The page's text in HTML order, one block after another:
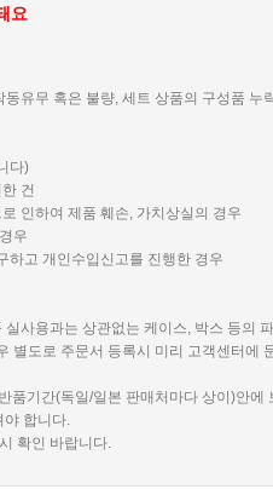
요
유무 혹은 불량, 세트 상품의 구성품 누
다)
건
인하여 제품 훼손, 가치상실의 경우
우
하고 개인수입신고를 진행한 경우
사용과는 상관없는 케이스, 박스 등의
별도로 주문서 등록시 미리 고객센터에
품기간(독일/일본 판매처마다 상이)안에
야 합니다.
확인 바랍니다.